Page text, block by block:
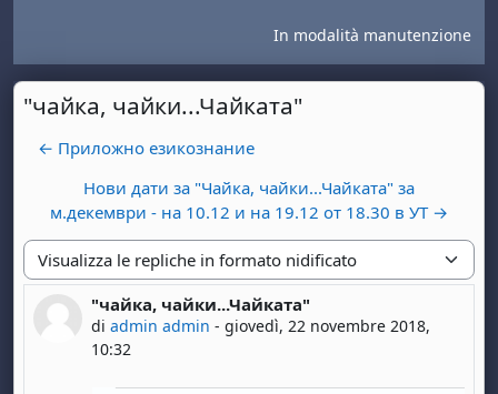
In modalità manutenzione
"чайка, чайки...Чайката"
← Приложно езикознание
Нови дати за "Чайка, чайки...Чайката" за
м.декември - на 10.12 и на 19.12 от 18.30 в УТ →
Modalità visualizzazione
"чайка, чайки...Чайката"
di admin admin - giovedì, 22 novembre 2018,
10:32
Numero di risposte: 0